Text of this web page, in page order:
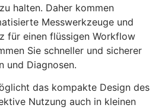
halten. Daher kommen
Messwerkzeuge und
für einen flüssigen Workflow
Sie schneller und sicherer
und Diagnosen.
das kompakte Design des
Nutzung auch in kleinen